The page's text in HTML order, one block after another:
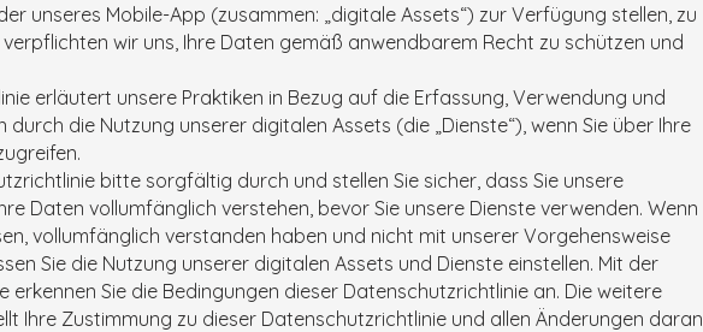
unseres Mobile-App (zusammen: „digitale Assets“) zur Verfügung stellen, zu
wir uns, Ihre Daten gemäß anwendbarem Recht zu schützen und
erläutert unsere Praktiken in Bezug auf die Erfassung, Verwendung und
die Nutzung unserer digitalen Assets (die „Dienste“), wenn Sie über Ihre
bitte sorgfältig durch und stellen Sie sicher, dass Sie unsere
Daten vollumfänglich verstehen, bevor Sie unsere Dienste verwenden. Wenn
vollumfänglich verstanden haben und nicht mit unserer Vorgehensweise
Sie die Nutzung unserer digitalen Assets und Dienste einstellen. Mit der
erkennen Sie die Bedingungen dieser Datenschutzrichtlinie an. Die weitere
Ihre Zustimmung zu dieser Datenschutzrichtlinie und allen Änderungen daran